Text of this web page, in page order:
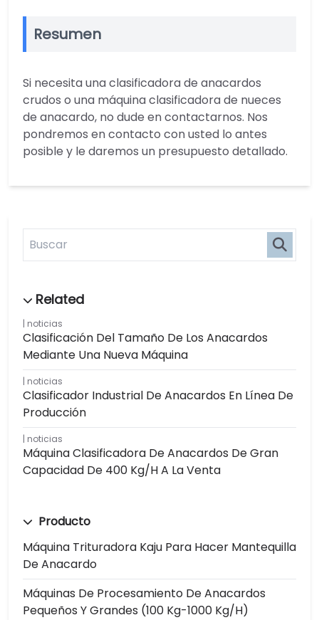
Resumen
Si necesita una clasificadora de anacardos
crudos o una máquina clasificadora de nueces
de anacardo, no dude en contactarnos. Nos
pondremos en contacto con usted lo antes
posible y le daremos un presupuesto detallado.
noticias
Clasificación Del Tamaño De Los Anacardos
Mediante Una Nueva Máquina
noticias
Clasificador Industrial De Anacardos En Línea De
Producción
noticias
Máquina Clasificadora De Anacardos De Gran
Capacidad De 400 Kg/h A La Venta
Producto
Máquina Trituradora Kaju Para Hacer Mantequilla
De Anacardo
Máquinas De Procesamiento De Anacardos
Pequeños Y Grandes (100 Kg-1000 Kg/h)